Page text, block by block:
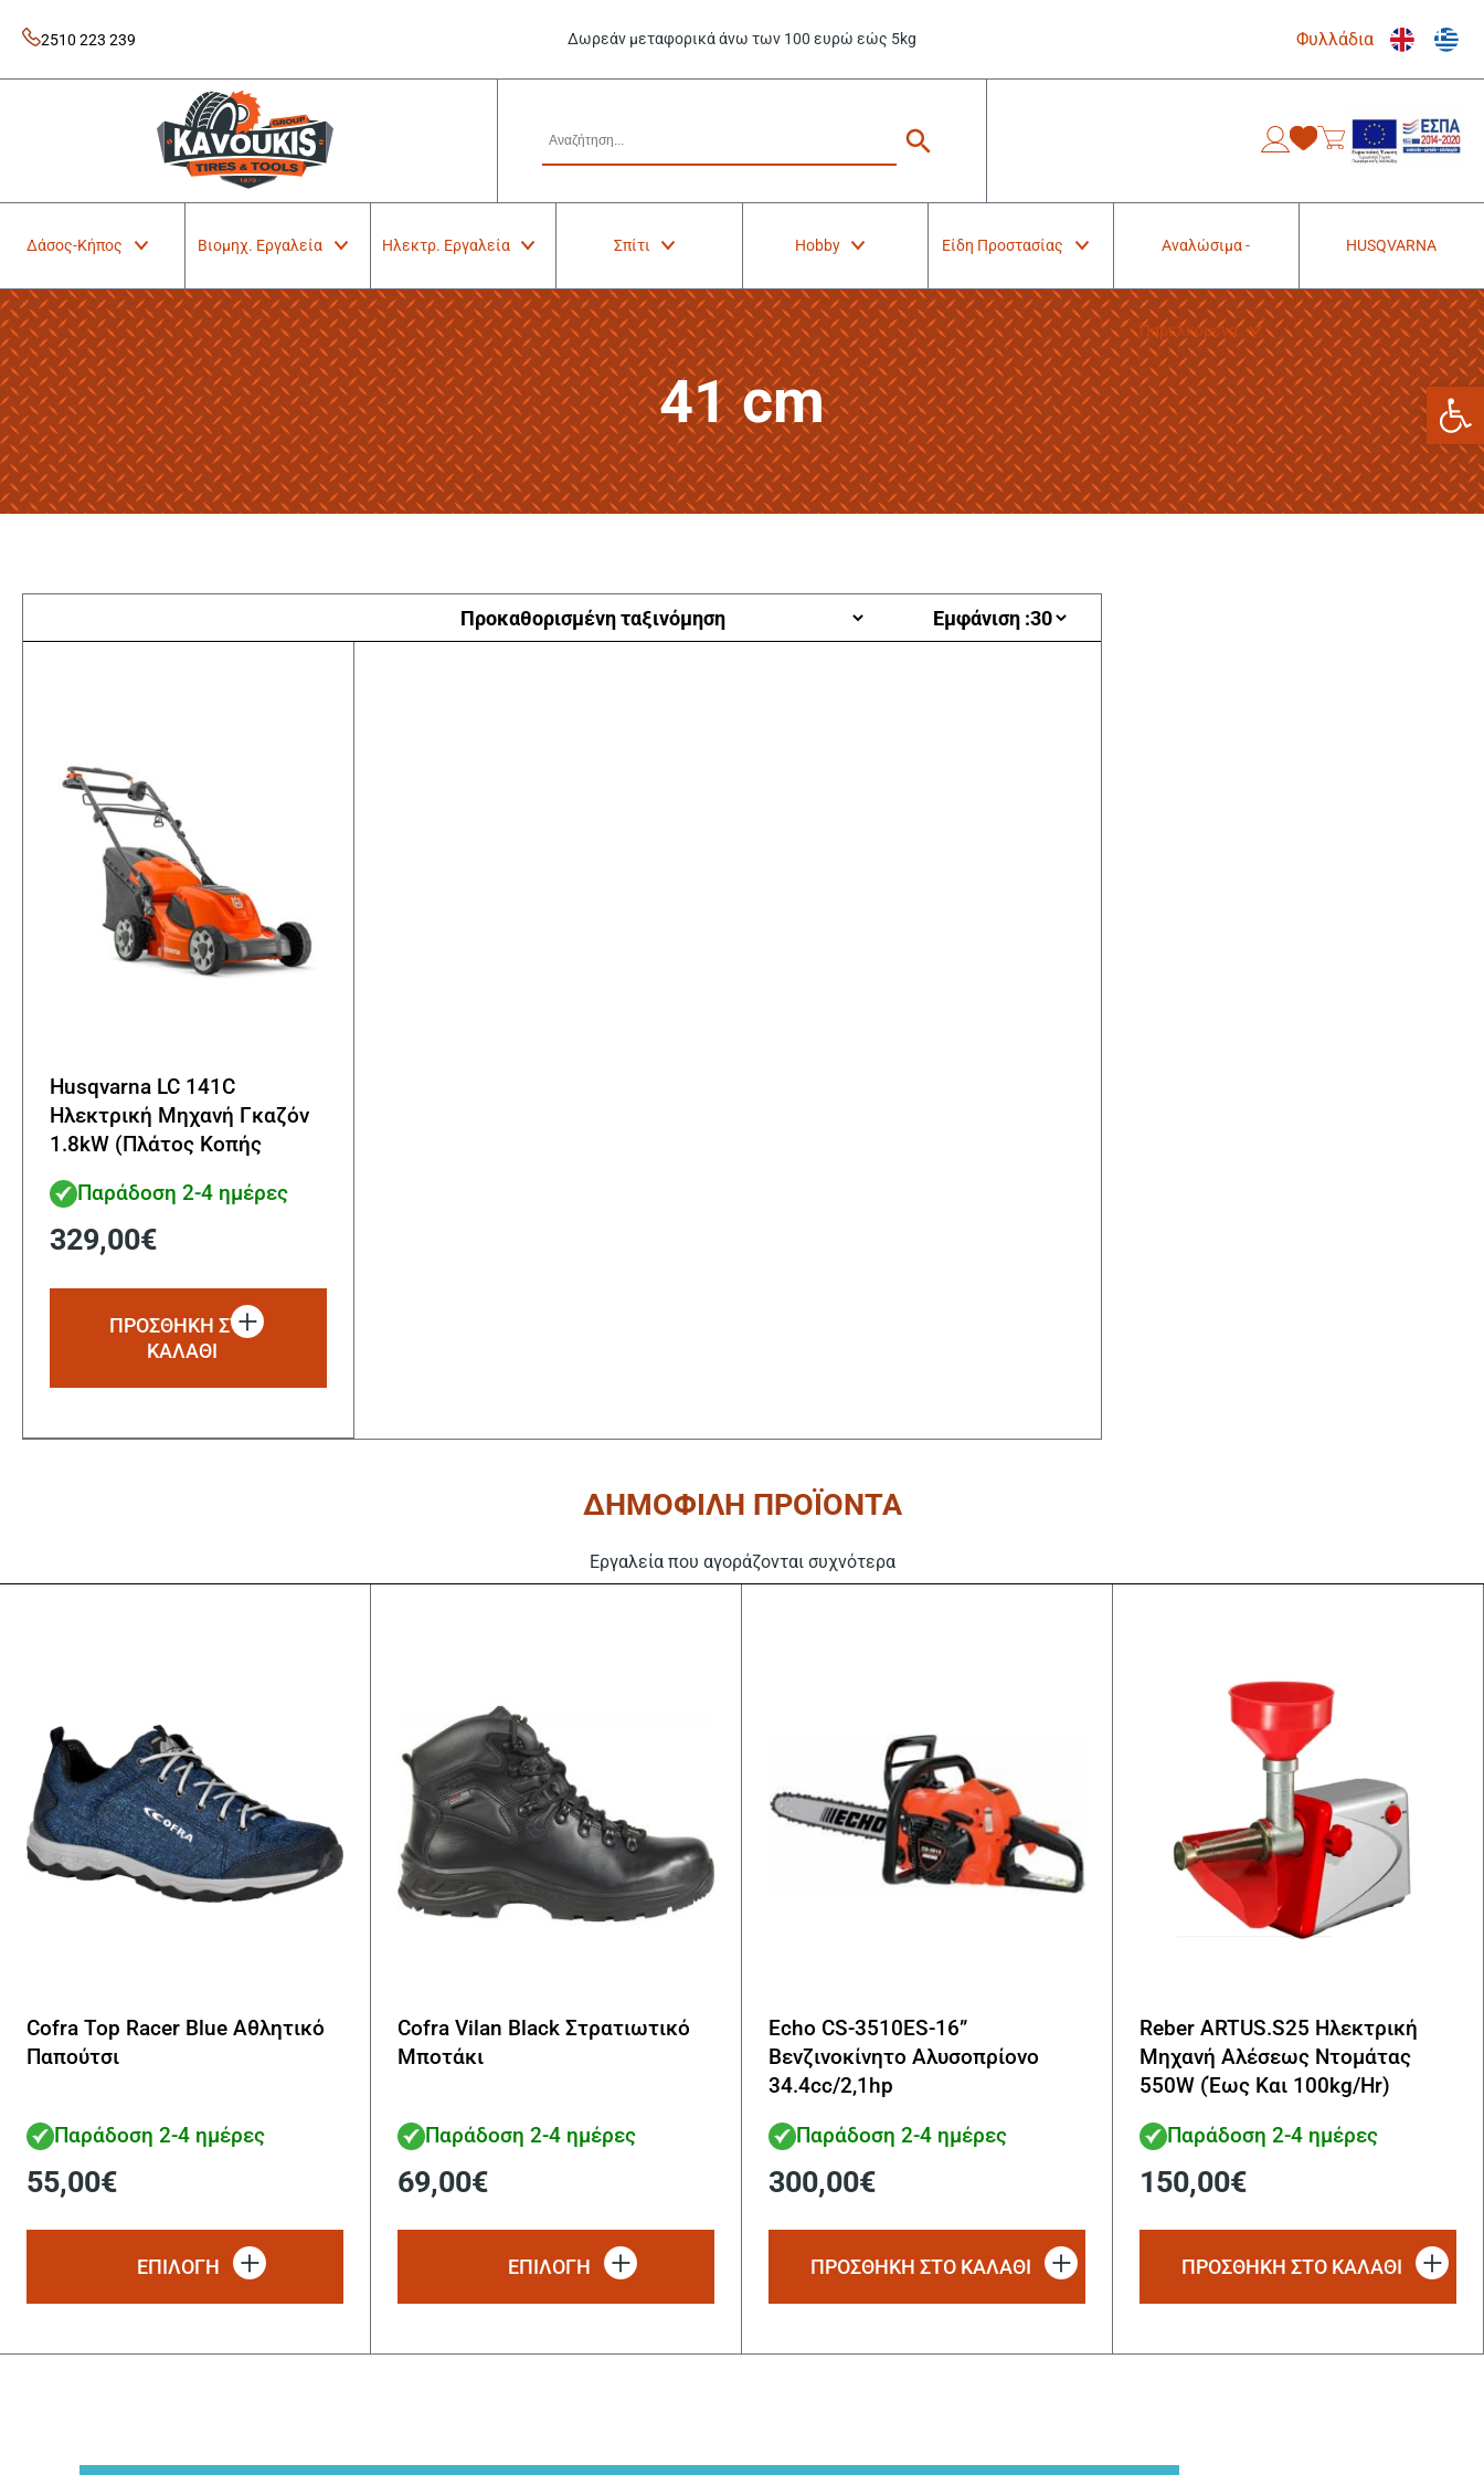
content
2510 223 239 Δωρεάν μεταφορικά άνω των 100 ευρώ εώς 5kg Φυλλάδια
Kavoukis Tools
Tires & Tools
Δάσος-Κήπος Βιομηχ. Εργαλεία Ηλεκτρ. Εργαλεία Σπίτι Hobby Είδη Προστασίας Αναλώσιμα -
Παρελκόμενα
HUSQVARNA
41 cm
Husqvarna LC 141C
Ηλεκτρική Μηχανή Γκαζόν
1.8kW (Πλάτος Κοπής
Παράδοση 2-4 ημέρες
329,00€
ΠΡΟΣΘΗΚΗ ΣΤΟ
ΚΑΛΑΘΙ
ΔΗΜΟΦΙΛΗ ΠΡΟΪΟΝΤΑ
Εργαλεία που αγοράζονται συχνότερα
Cofra Top Racer Blue Αθλητικό
Παπούτσι
Παράδοση 2-4 ημέρες
55,00€
ΕΠΙΛΟΓΗ
έχει
παραλλαγές.
Cofra Vilan Black Στρατιωτικό
Μποτάκι
Παράδοση 2-4 ημέρες
69,00€
ΕΠΙΛΟΓΗ
έχει
παραλλαγές.
Echo CS-3510ES-16”
Βενζινοκίνητο Αλυσοπρίονο
34.4cc/2,1hp
Παράδοση 2-4 ημέρες
300,00€
ΠΡΟΣΘΗΚΗ ΣΤΟ ΚΑΛΑΘΙ
Reber ARTUS.S25 Ηλεκτρική
Μηχανή Αλέσεως Ντομάτας
550W (Έως Και 100kg/Hr)
Παράδοση 2-4 ημέρες
150,00€
ΠΡΟΣΘΗΚΗ ΣΤΟ ΚΑΛΑΘΙ